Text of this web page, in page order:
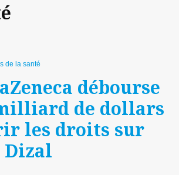
de la santé
débourse
de dollars
les droits sur
Dizal